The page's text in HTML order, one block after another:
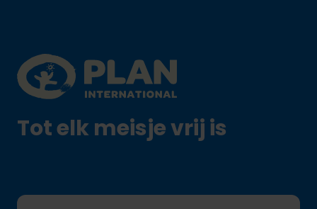
Plan International logo
Tot elk meisje vrij is